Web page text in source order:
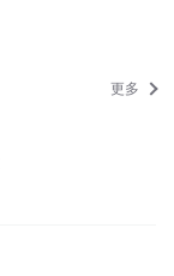
更多